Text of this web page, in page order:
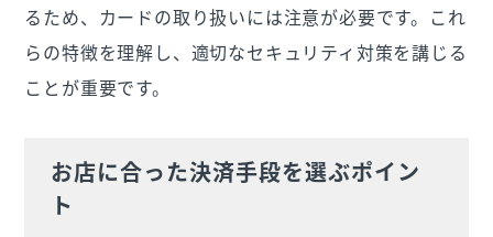
るため、カードの取り扱いには注意が必要です。これ
らの特徴を理解し、適切なセキュリティ対策を講じる
ことが重要です。
お店に合った決済手段を選ぶポイン
ト